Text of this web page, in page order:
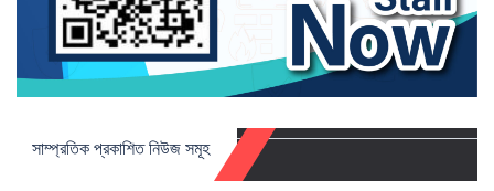
সাম্প্রতিক প্রকাশিত নিউজ সমূহ